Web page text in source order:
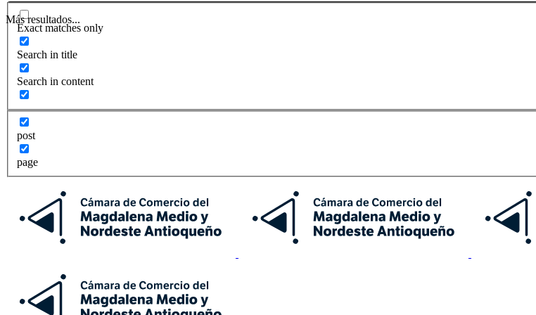
Más resultados...
Exact matches only
Search in title
Search in content
post
page